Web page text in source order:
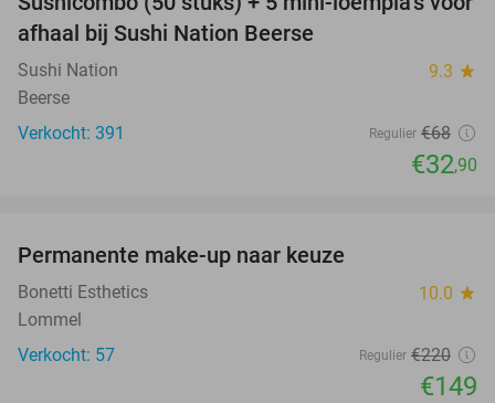
52%
afhaal bij Sushi Nation Beerse
Sushi Nation 9.3 star
Beerse
Verkocht: 391
Regulier €68
€32,90
Permanente make-up naar keuze
Bonetti Esthetics 10.0 star
Lommel
Verkocht: 57
Regulier €220
€149